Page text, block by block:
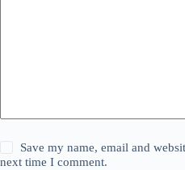
Save my name, email and
next time I comment.